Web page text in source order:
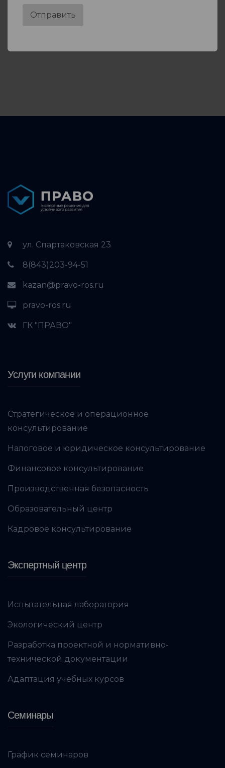
ул. Спартаковская 23
8(843)203-94-51
kazan@pravo-ros.ru
pravo-ros.ru
ГК "ПРАВО"
Услуги компании
Стратегическое и операционное
консультирование
Налоговое и юридическое консультирование
Финансовое консультирование
Производственная безопасность
Образовательный центр
Кадровое консультирование
Экспертный центр
Испытательная лаборатория
Экологический центр
Разработка проектной и нормативно-
технической документации
Адаптация учебных курсов
Семинары
График семинаров